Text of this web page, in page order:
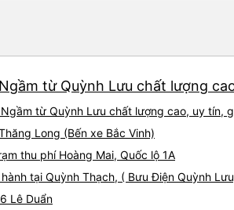
từ Quỳnh Lưu chất lượng
từ Quỳnh Lưu chất lượng cao, uy tín,
Long (Bến xe Bắc Vinh)
thu phí Hoàng Mai, Quốc lộ 1A
tại Quỳnh Thạch, ( Bưu Điện Quỳnh
Lê Duẩn